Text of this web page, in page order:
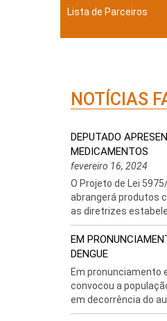
Lista de Parceiros
NOTÍCIAS
DEPUTADO
MEDICAMENTOS
fevereiro 16, 2024
O Projeto de Lei
abrangerá produtos
as diretrizes
EM
DENGUE
Em pronunciamento
convocou a
em decorrência do